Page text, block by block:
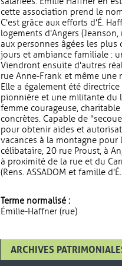
cette association prend le
C'est grâce aux efforts d'É.
logements d'Angers
aux personnes âgées les
jours et ambiance familiale :
Viendront ensuite d'autres
rue Anne-Frank et même une
Elle a également été
pionnière et une militante du
femme courageuse,
concrètes. Capable de
pour obtenir aides et
vacances à la montagne pour
célibataire, 20 rue Proust, à
à proximité de la rue et du
(Rens. ASSADOM et famille
Terme normalisé :
Émilie-Haffner (rue)
ARCHIVES